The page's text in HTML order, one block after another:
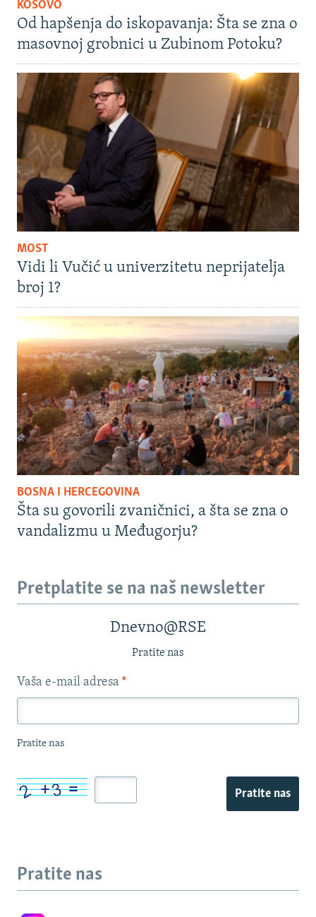
KOSOVO
Od hapšenja do iskopavanja: Šta se zna o
masovnoj grobnici u Zubinom Potoku?
MOST
Vidi li Vučić u univerzitetu neprijatelja
broj 1?
BOSNA I HERCEGOVINA
Šta su govorili zvaničnici, a šta se zna o
vandalizmu u Međugorju?
Pretplatite se na naš newsletter
Dnevno@RSE
Pratite nas
Vaša e-mail adresa *
Pratite nas
Pratite nas
Pratite nas